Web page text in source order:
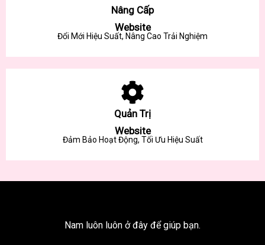
Nâng Cấp
Website
Đổi Mới Hiệu Suất, Nâng Cao Trải Nghiệm
Quản Trị
Website
Đảm Bảo Hoạt Động, Tối Ưu Hiệu Suất
Nam luôn luôn ở đây để giúp bạn.